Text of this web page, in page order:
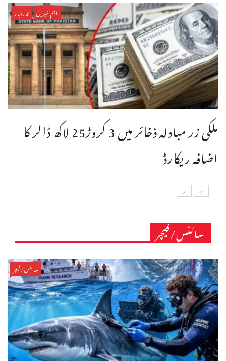
اہم خبریں کاروبار
ملکی زر مبادلہ ذخائر میں 3 کروڑ25 لاکھ ڈالر کا
اضافہ ریکارڈ
سائنس/فیچر
سائنس/فیچر